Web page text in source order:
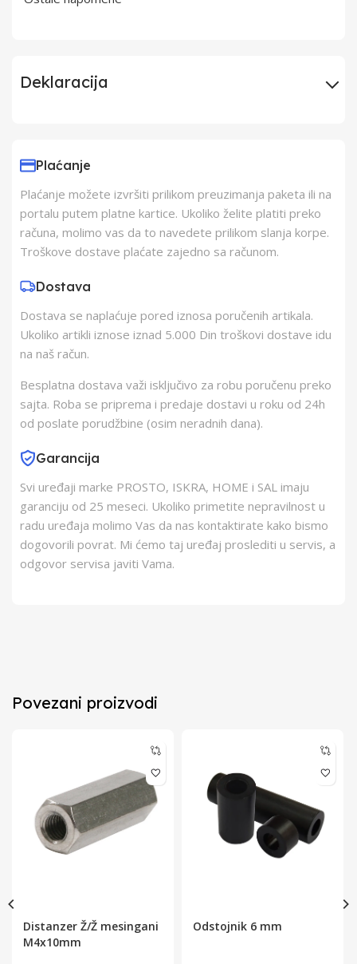
Deklaracija
Proizvođač
Schukat Electronic
gmbh
Zemlja Uvoza Kina
Plaćanje
Plaćanje možete izvršiti prilikom preuzimanja paketa ili na
portalu putem platne kartice. Ukoliko želite platiti preko
računa, molimo vas da to navedete prilikom slanja korpe.
Troškove dostave plaćate zajedno sa računom.
Dostava
Dostava se naplaćuje pored iznosa poručenih artikala.
Ukoliko artikli iznose iznad 5.000 Din troškovi dostave idu
na naš račun.
Besplatna dostava važi isključivo za robu poručenu preko
sajta. Roba se priprema i predaje dostavi u roku od 24h
od poslate porudžbine (osim neradnih dana).
Garancija
Svi uređaji marke PROSTO, ISKRA, HOME i SAL imaju
garanciju od 25 meseci. Ukoliko primetite nepravilnost u
radu uređaja molimo Vas da nas kontaktirate kako bismo
dogovorili povrat. Mi ćemo taj uređaj proslediti u servis, a
odgovor servisa javiti Vama.
Povezani proizvodi
Distanzer Ž/Ž mesingani
M4x10mm
Odstojnik 6 mm